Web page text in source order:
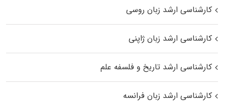
کارشناسی ارشد زبان روسی
کارشناسی ارشد زبان ژاپنی
کارشناسی ارشد تاریخ و فلسفه علم
کارشناسی ارشد زبان فرانسه